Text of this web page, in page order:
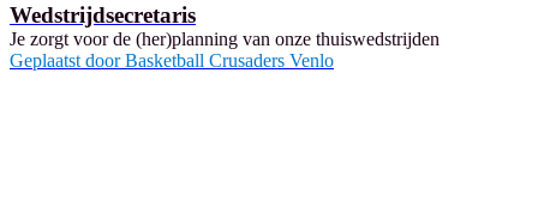
Wedstrijdsecretaris
Je zorgt voor de (her)planning van onze thuiswedstrijden
Geplaatst door Basketball Crusaders Venlo